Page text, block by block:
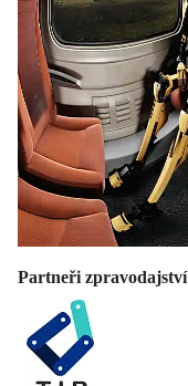
Partneři zpravodajství